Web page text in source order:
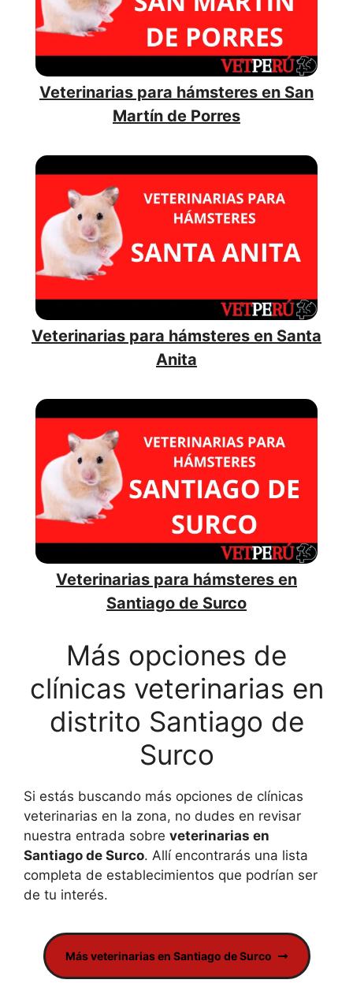
Veterinarias para hámsteres en San
Martín de Porres
Veterinarias para hámsteres en Santa
Anita
Veterinarias para hámsteres en
Santiago de Surco
Más opciones de
clínicas veterinarias en
distrito Santiago de
Surco
Si estás buscando más opciones de clínicas
veterinarias en la zona, no dudes en revisar
nuestra entrada sobre veterinarias en
Santiago de Surco. Allí encontrarás una lista
completa de establecimientos que podrían ser
de tu interés.
Más veterinarias en Santiago de Surco